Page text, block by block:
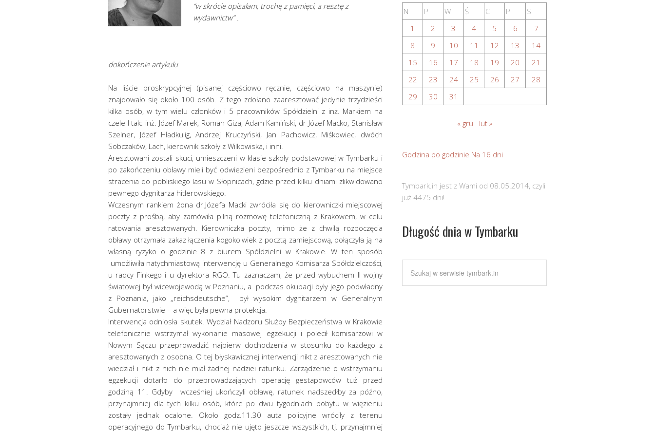
“w skrócie opisałam, trochę z pamięci, a resztę z
wydawnictw” .
dokończenie artykułu
Na liście proskrypcyjnej (pisanej częściowo ręcznie, częściowo na maszynie)
znajdowało się około 100 osób. Z tego zdołano zaaresztować jedynie trzydzieści
kilka osób, w tym wielu członków i 5 pracowników Spółdzielni z inż. Markiem na
czele I tak: inż. Józef Marek, Roman Giza, Adam Kamiński, dr Józef Macko, Stanisław
Szelner, Józef Hładkulig, Andrzej Kruczyński, Jan Pachowicz, Miśkowiec, dwóch
Sobczaków, Lach, kierownik szkoły z Wilkowiska, i inni.
Aresztowani zostali skuci, umieszczeni w klasie szkoły podstawowej w Tymbarku i
po zakończeniu obławy mieli być odwiezieni bezpośrednio z Tymbarku na miejsce
stracenia do pobliskiego lasu w Słopnicach, gdzie przed kilku dniami zlikwidowano
pewnego dygnitarza hitlerowskiego.
Wczesnym rankiem żona dr.Józefa Macki zwróciła się do kierowniczki miejscowej
poczty z prośbą, aby zamówiła pilną rozmowę telefoniczną z Krakowem, w celu
ratowania aresztowanych. Kierowniczka poczty, mimo że z chwilą rozpoczęcia
obławy otrzymała zakaz łączenia kogokolwiek z pocztą zamiejscową, połączyła ją na
własną ryzyko o godzinie 8 z biurem Spółdzielni w Krakowie. W ten sposób
umożliwiła natychmiastową interwencję u Generalnego Komisarza Spółdzielczości,
u radcy Finkego i u dyrektora RGO. Tu zaznaczam, że przed wybuchem II wojny
światowej był wicewojewodą w Poznaniu, a podczas okupacji były jego podwładny
z Poznania, jako „reichsdeutsche”, był wysokim dygnitarzem w Generalnym
Gubernatorstwie – a więc była pewna protekcja.
Interwencja odniosła skutek. Wydział Nadzoru Służby Bezpieczeństwa w Krakowie
telefonicznie wstrzymał wykonanie masowej egzekucji i polecił komisarzowi w
Nowym Sączu przeprowadzić najpierw dochodzenia w stosunku do każdego z
aresztowanych z osobna. O tej błyskawicznej interwencji nikt z aresztowanych nie
wiedział i nikt z nich nie miał żadnej nadziei ratunku. Zarządzenie o wstrzymaniu
egzekucji dotarło do przeprowadzających operację gestapowców tuż przed
godziną 11. Gdyby wcześniej ukończyli obławę, ratunek nadszedłby za późno,
przynajmniej dla tych kilku osób, które po dwu tygodniach pobytu w więzieniu
zostały jednak ocalone. Około godz.11.30 auta policyjne wróciły z terenu
operacyjnego do Tymbarku, chociaż nie ujęto jeszcze wszystkich, tj. przynajmniej
N
P W Ś C P
S
1
2 3 4 5 6
7
8
9 10 11 12 13
14
15
16 17 18 19 20
21
22
23 24 25 26 27
28
29
30 31
« gru lut »
Godzina po godzinie Na 16 dni
Tymbark.in jest z Wami od 08.05.2014, czyli
już 4475 dni!
Długość dnia w Tymbarku